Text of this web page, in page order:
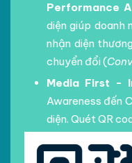
Performance
diện giúp doanh
nhận diện
chuyển đổi (
Media First -
Awareness đến
diện. Quét QR